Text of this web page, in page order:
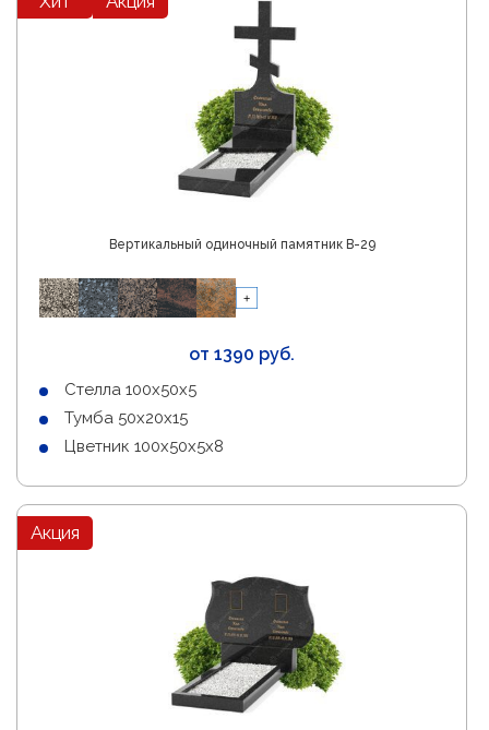
Вертикальный одиночный памятник В-29
от 1390 руб.
Стелла 100х50х5
Тумба 50х20х15
Цветник 100х50х5х8
Акция